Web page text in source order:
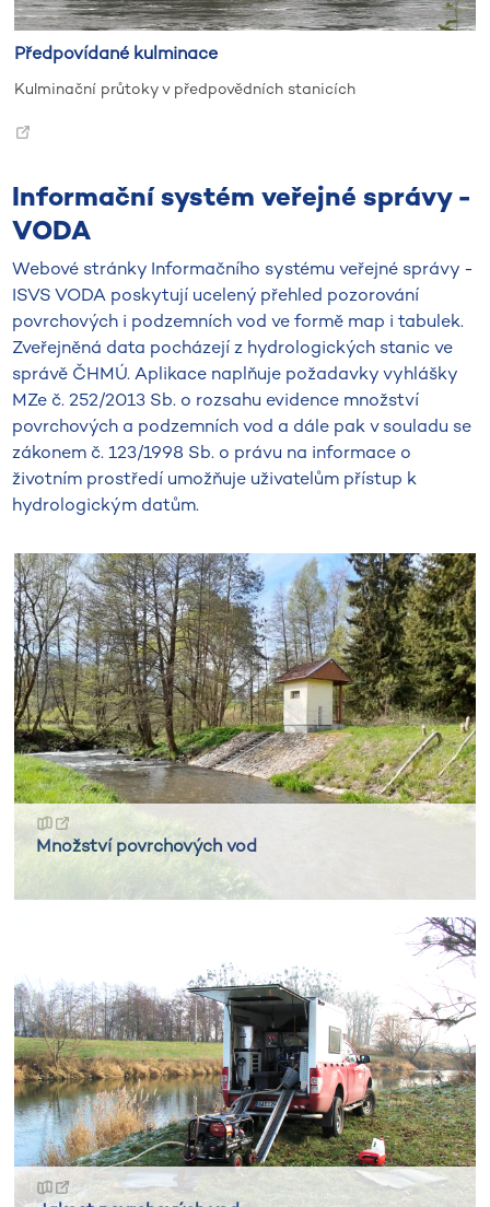
Předpovídané kulminace
Kulminační průtoky v předpovědních stanicích
Informační systém veřejné správy -
VODA
Webové stránky Informačního systému veřejné správy -
ISVS VODA poskytují ucelený přehled pozorování
povrchových i podzemních vod ve formě map i tabulek.
Zveřejněná data pocházejí z hydrologických stanic ve
správě ČHMÚ. Aplikace naplňuje požadavky vyhlášky
MZe č. 252/2013 Sb. o rozsahu evidence množství
povrchových a podzemních vod a dále pak v souladu se
zákonem č. 123/1998 Sb. o právu na informace o
životním prostředí umožňuje uživatelům přístup k
hydrologickým datům.
Množství povrchových vod